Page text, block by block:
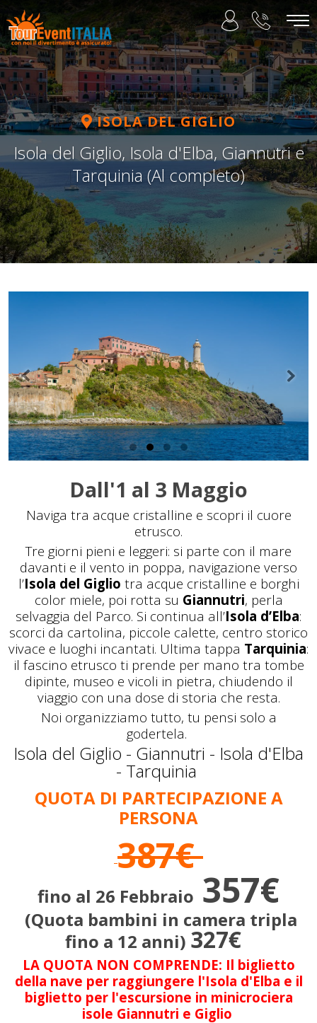
ISOLA DEL GIGLIO
Isola del Giglio, Isola d'Elba, Giannutri e
Tarquinia (Al completo)
Dall'1 al 3 Maggio
Naviga tra acque cristalline e scopri il cuore
etrusco.
Tre giorni pieni e leggeri: si parte con il mare
davanti e il vento in poppa, navigazione verso
l’Isola del Giglio tra acque cristalline e borghi
color miele, poi rotta su Giannutri, perla
selvaggia del Parco. Si continua all’Isola d’Elba:
scorci da cartolina, piccole calette, centro storico
vivace e luoghi incantati. Ultima tappa Tarquinia:
il fascino etrusco ti prende per mano tra tombe
dipinte, museo e vicoli in pietra, chiudendo il
viaggio con una dose di storia che resta.
Noi organizziamo tutto, tu pensi solo a
godertela.
Isola del Giglio - Giannutri - Isola d'Elba
- Tarquinia
QUOTA DI PARTECIPAZIONE A
PERSONA
387€
fino al 26 Febbraio 357€
(Quota bambini in camera tripla
fino a 12 anni) 327€
LA QUOTA NON COMPRENDE: Il biglietto
della nave per raggiungere l'Isola d'Elba e il
biglietto per l'escursione in minicrociera
isole Giannutri e Giglio